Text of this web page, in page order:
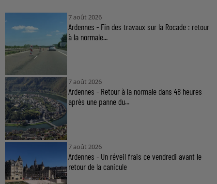
7 août 2026
Ardennes - Fin des travaux sur la Rocade : retour
à la normale...
7 août 2026
Ardennes - Retour à la normale dans 48 heures
après une panne du...
7 août 2026
Ardennes - Un réveil frais ce vendredi avant le
retour de la canicule